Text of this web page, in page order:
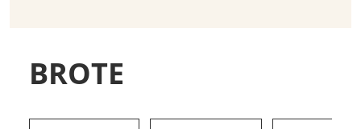
BROTE